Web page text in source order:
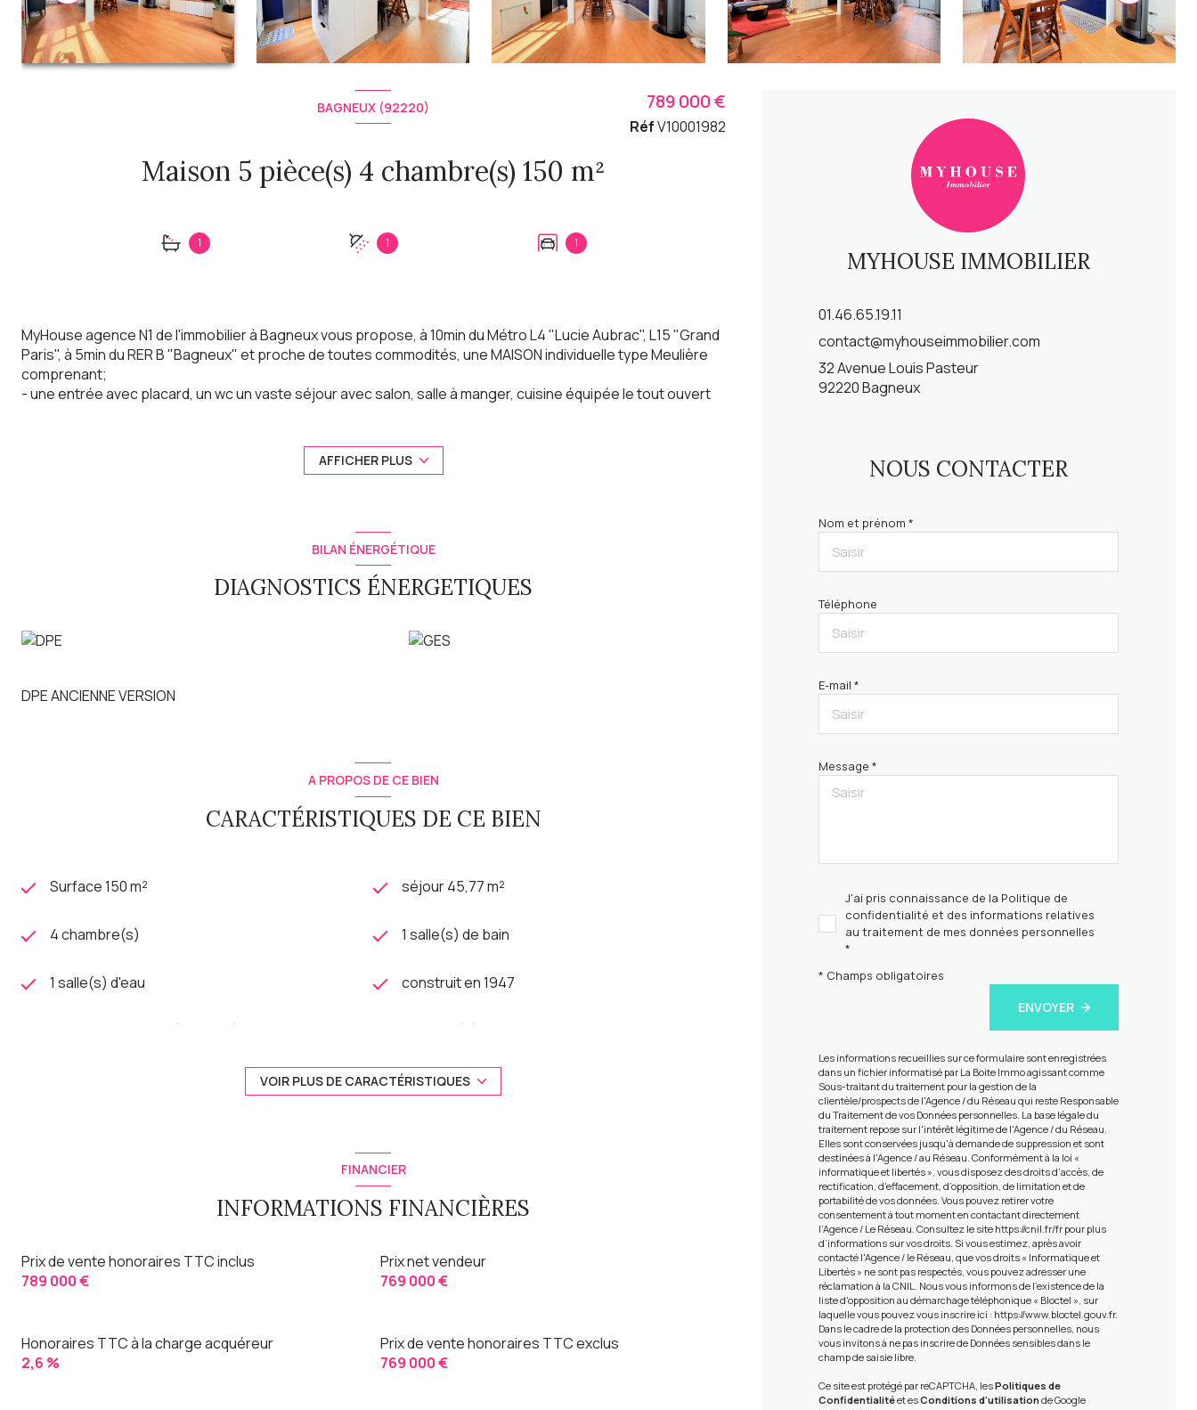
BAGNEUX (92220)
Maison 5 pièce(s) 4 chambre(s) 150 m²
1 1 1
789 000 €
RéfV10001982
MyHouse agence N1 de l'immobilier à Bagneux vous propose, à 10min du Métro L4 "Lucie Aubrac", L15 "Grand
Paris", à 5min du RER B "Bagneux" et proche de toutes commodités, une MAISON individuelle type Meulière
comprenant;
- une entrée avec placard, un wc un vaste séjour avec salon, salle à manger, cuisine équipée le tout ouvert
- au second; une chambre sous toît avec placard (27m²)
- au sous-sol (rez-de-jardin); une chambre (10m²), une salle d'eau avec wc, une buanderie, un garage et
Vous serez séduits par ses prestations de qualités, sa luminosité et ses beaux volumes.
Les informations sur les risques auxquels ce bien est exposé sont disponibles sur le site
AFFICHER PLUS
BILAN ÉNERGÉTIQUE
DIAGNOSTICS ÉNERGETIQUES
DPE ANCIENNE VERSION
A PROPOS DE CE BIEN
CARACTÉRISTIQUES DE CE BIEN
Surface 150 m² séjour 45,77 m²
4 chambre(s) 1 salle(s) de bain
1 salle(s) d'eau construit en 1947
cuisine américaine (équipée) 1 garage(s)
1 côté(s) mitoyen(s)
interphone
VOIR PLUS DE CARACTÉRISTIQUES
FINANCIER
INFORMATIONS FINANCIÈRES
Prix de vente honoraires TTC inclus
789 000 €
Prix net vendeur
769 000 €
Prix de vente honoraires TTC exclus
769 000 €
Honoraires TTC à la charge acquéreur
2,6 %
MYHOUSE IMMOBILIER
01.46.65.19.11
contact@myhouseimmobilier.com
32 Avenue Louis Pasteur
92220 Bagneux
NOUS CONTACTER
Nom et prénom *
Téléphone
E-mail *
Message *
J'ai pris connaissance de la Politique de
confidentialité et des informations relatives
au traitement de mes données personnelles
*
* Champs obligatoires
ENVOYER
Les informations recueillies sur ce formulaire sont enregistrées
dans un fichier informatisé par La Boite Immo agissant comme
Sous-traitant du traitement pour la gestion de la
clientèle/prospects de l'Agence / du Réseau qui reste Responsable
du Traitement de vos Données personnelles. La base légale du
traitement repose sur l'intérêt légitime de l'Agence / du Réseau.
Elles sont conservées jusqu'à demande de suppression et sont
destinées à l'Agence / au Réseau. Conformément à la loi «
informatique et libertés », vous disposez des droits d’accès, de
rectification, d’effacement, d’opposition, de limitation et de
portabilité de vos données. Vous pouvez retirer votre
consentement à tout moment en contactant directement
l’Agence / Le Réseau. Consultez le site https://cnil.fr/frpour plus
d’informations sur vos droits. Si vous estimez, après avoir
contacté l'Agence / le Réseau, que vos droits « Informatique et
Libertés » ne sont pas respectés, vous pouvez adresser une
réclamation à la CNIL. Nous vous informons de l’existence de la
liste d'opposition au démarchage téléphonique « Bloctel », sur
laquelle vous pouvez vous inscrire ici : https://www.bloctel.gouv.fr.
Dans le cadre de la protection des Données personnelles, nous
vous invitons à ne pas inscrire de Données sensibles dans le
champ de saisie libre.
Ce site est protégé par reCAPTCHA, lesPolitiques de
Confidentialitéet esConditions d'utilisationde Google